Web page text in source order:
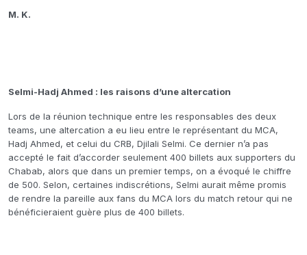
M. K.
Selmi-Hadj Ahmed : les raisons d’une altercation
Lors de la réunion technique entre les responsables des deux
teams, une altercation a eu lieu entre le représentant du MCA,
Hadj Ahmed, et celui du CRB, Djilali Selmi. Ce dernier n’a pas
accepté le fait d’accorder seulement 400 billets aux supporters du
Chabab, alors que dans un premier temps, on a évoqué le chiffre
de 500. Selon, certaines indiscrétions, Selmi aurait même promis
de rendre la pareille aux fans du MCA lors du match retour qui ne
bénéficieraient guère plus de 400 billets.